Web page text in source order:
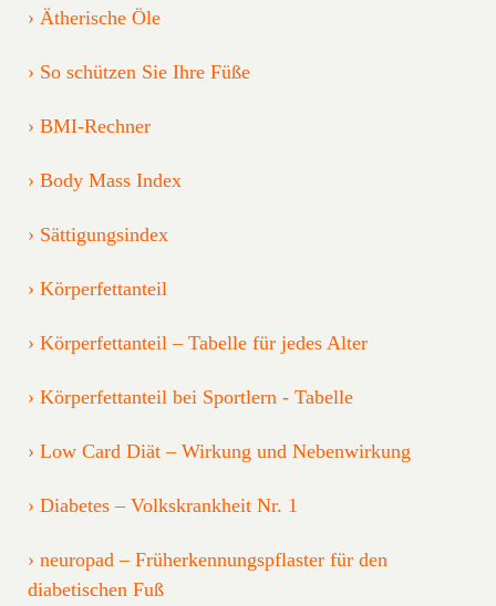
Ätherische Öle
So schützen Sie Ihre Füße
BMI-Rechner
Body Mass Index
Sättigungsindex
Körperfettanteil
Körperfettanteil – Tabelle für jedes Alter
Körperfettanteil bei Sportlern - Tabelle
Low Card Diät – Wirkung und Nebenwirkung
Diabetes – Volkskrankheit Nr. 1
neuropad – Früherkennungspflaster für den
diabetischen Fuß